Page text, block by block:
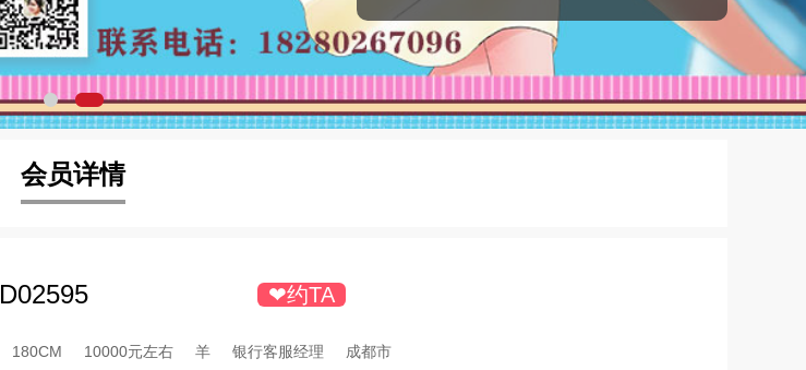
会员详情
D02595 ❤约TA
180CM 10000元左右 羊 银行客服经理 成都市